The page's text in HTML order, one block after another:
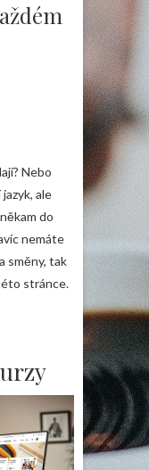
Nebo
ale
do
nemáte
směny, tak
stránce.